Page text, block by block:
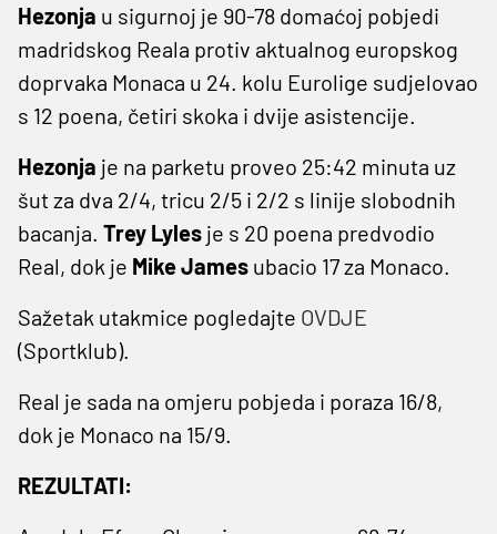
Hezonja u sigurnoj je 90-78 domaćoj pobjedi
madridskog Reala protiv aktualnog europskog
doprvaka Monaca u 24. kolu Eurolige sudjelovao
s 12 poena, četiri skoka i dvije asistencije.
Hezonja je na parketu proveo 25:42 minuta uz
šut za dva 2/4, tricu 2/5 i 2/2 s linije slobodnih
bacanja. Trey Lyles je s 20 poena predvodio
Real, dok je Mike James ubacio 17 za Monaco.
Sažetak utakmice pogledajte OVDJE
(Sportklub).
Real je sada na omjeru pobjeda i poraza 16/8,
dok je Monaco na 15/9.
REZULTATI: